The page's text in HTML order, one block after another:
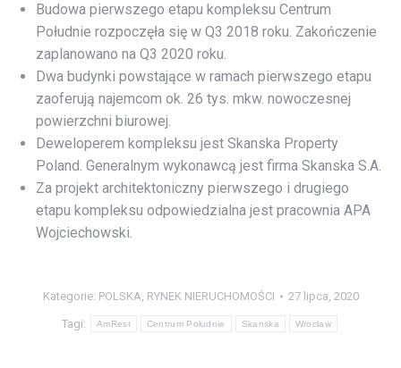
Budowa pierwszego etapu kompleksu Centrum
Południe rozpoczęła się w Q3 2018 roku. Zakończenie
zaplanowano na Q3 2020 roku.
Dwa budynki powstające w ramach pierwszego etapu
zaoferują najemcom ok. 26 tys. mkw. nowoczesnej
powierzchni biurowej.
Deweloperem kompleksu jest Skanska Property
Poland. Generalnym wykonawcą jest firma Skanska S.A.
Za projekt architektoniczny pierwszego i drugiego
etapu kompleksu odpowiedzialna jest pracownia APA
Wojciechowski.
Kategorie: POLSKA, RYNEK NIERUCHOMOŚCI 27 lipca, 2020
Tagi: AmRest Centrum Południe Skanska Wrocław